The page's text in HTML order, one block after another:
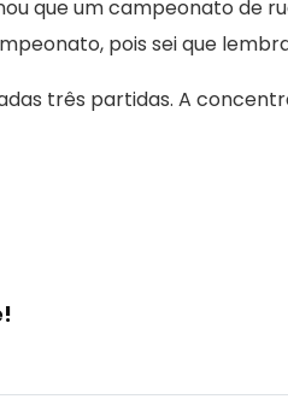
que um campeonato de
pois sei que
três partidas. A